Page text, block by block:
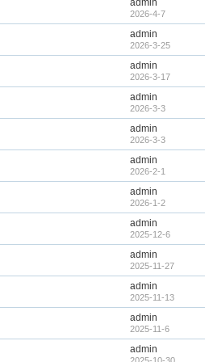
admin
2026-4-7
admin
2026-3-25
admin
2026-3-17
admin
2026-3-3
admin
2026-3-3
admin
2026-2-1
admin
2026-1-2
admin
2025-12-6
admin
2025-11-27
admin
2025-11-13
admin
2025-11-6
admin